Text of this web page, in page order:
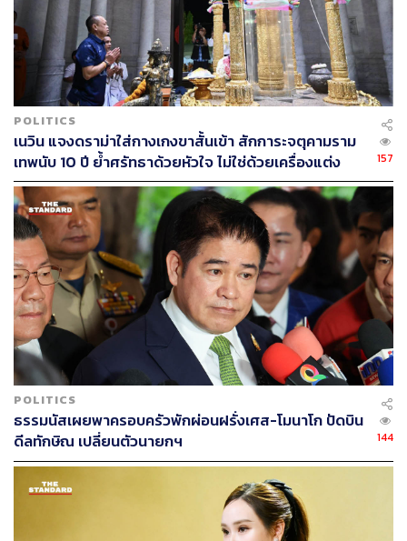
วันวิชิต บุญโปร่ง (2554, 576) อธิบายว่า “บูรพาพยัคฆ์เป็นชื่อ
ฉายาของกรมทหารราบที่ 2 รักษาพระองค์ ค่ายจักรพงษ์
จังหวัดปราจีนบุรี เป็นหน่วยขึ้นตรงต่อกองพลทหารราบที่ 2
รักษาพระองค์ ถูกเรียกเป็นครั้งแรกหลังการรัฐประหารวันที่
19 กันยายน 2549 โดยสื่อมวลชนสายทหาร เข้าใจแบบตีขลุม
และหน่วยทหารทั้งหมดของกองพลทหารราบที่ 2 รักษา
พระองค์ ว่าเป็นบูรพาพยัคฆ์”
ส่วนที่มาของคำว่า ‘บูรพาพยัคฆ์’ เกิดขึ้นในปี 2498 เมื่อครั้ง
กรมทหารราบที่ 2 รักษาพระองค์ใช้ชื่อหน่วยเป็นกรมผสมที่ 2
ทำให้บูรพาพยัคฆ์เป็นการเรียกนายทหารที่เติบโตจากกองพล
ทหารราบที่ 2 รักษาพระองค์ มีหน่วยขึ้นตรงหลัก คือ กรม
ทหารราบที่ 2 รักษาพระองค์ กรมทหารราบที่ 12 รักษา
พระองค์ และกรมทหารราบที่ 21 รักษาพระองค์
POLITICS
เนวิน แจงดราม่าใส่กางเกงขาสั้นเข้า สักการะจตุคามราม
เทพนับ 10 ปี ย้ำศรัทธาด้วยหัวใจ ไม่ใช่ด้วยเครื่องแต่ง
กาย
157
POLITICS
ธรรมนัสเผยพาครอบครัวพักผ่อนฝรั่งเศส-โมนาโก ปัดบิน
ดีลทักษิณ เปลี่ยนตัวนายกฯ
144